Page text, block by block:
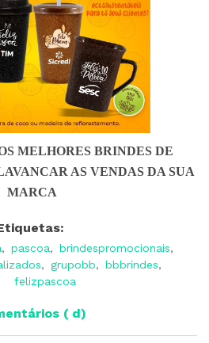
MELHORES BRINDES DE
AS VENDAS DA SUA
MARCA
, pascoa, brindespromocionais,
, grupobb, bbbrindes,
felizpascoa
( d)